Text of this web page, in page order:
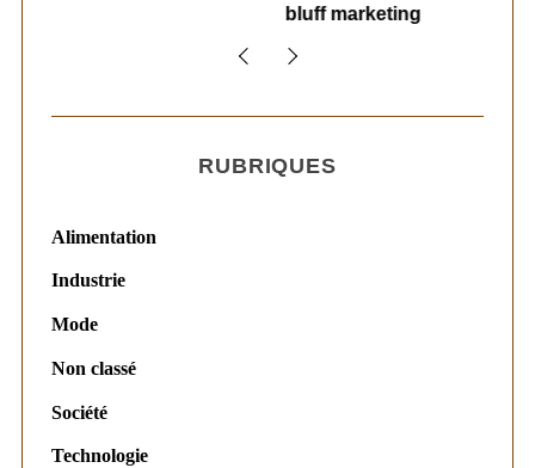
bluff marketing
RUBRIQUES
Alimentation
Industrie
Mode
Non classé
Société
Technologie